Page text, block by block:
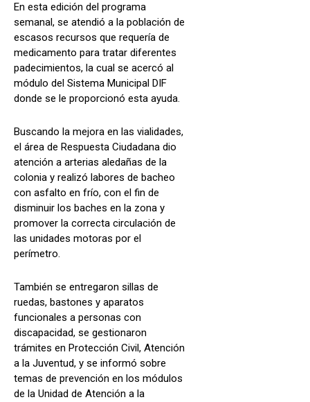
En esta edición del programa
semanal, se atendió a la población de
escasos recursos que requería de
medicamento para tratar diferentes
padecimientos, la cual se acercó al
módulo del Sistema Municipal DIF
donde se le proporcionó esta ayuda.
Buscando la mejora en las vialidades,
el área de Respuesta Ciudadana dio
atención a arterias aledañas de la
colonia y realizó labores de bacheo
con asfalto en frío, con el fin de
disminuir los baches en la zona y
promover la correcta circulación de
las unidades motoras por el
perímetro.
También se entregaron sillas de
ruedas, bastones y aparatos
funcionales a personas con
discapacidad, se gestionaron
trámites en Protección Civil, Atención
a la Juventud, y se informó sobre
temas de prevención en los módulos
de la Unidad de Atención a la